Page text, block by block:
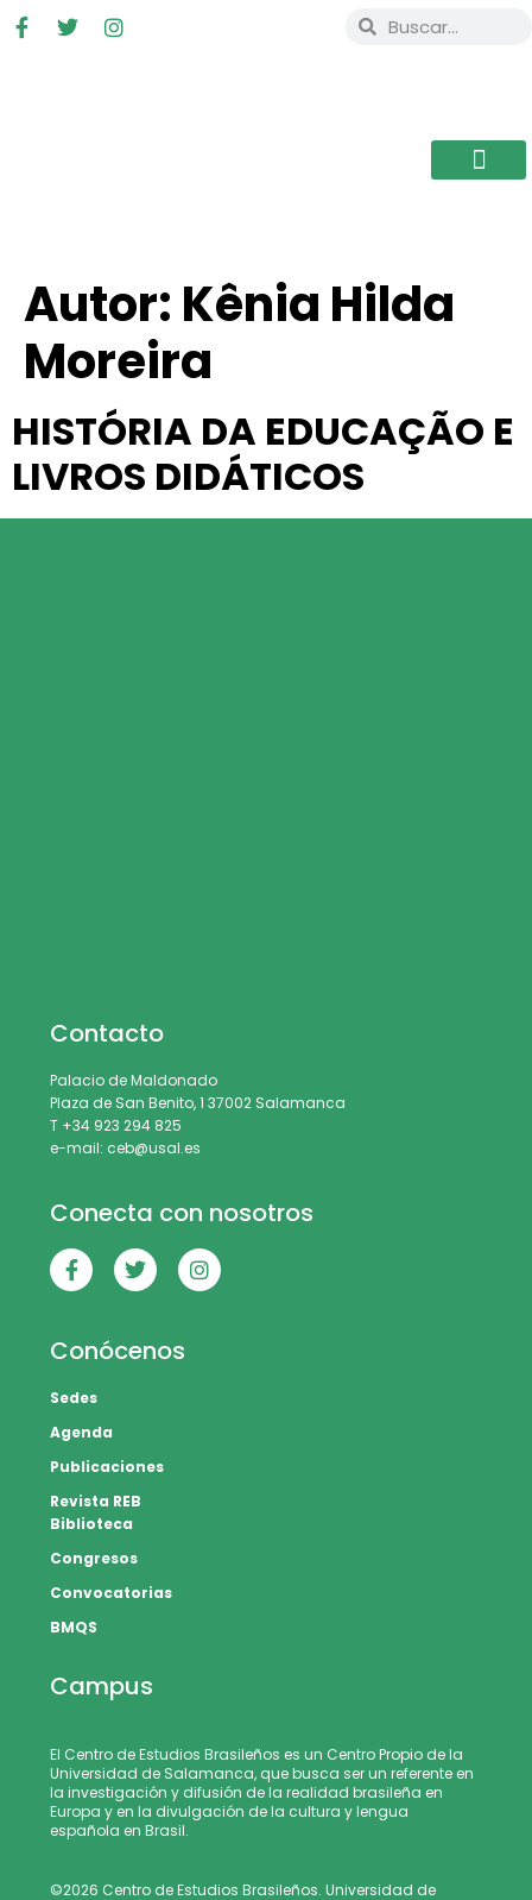
Autor: Kênia Hilda
Moreira
HISTÓRIA DA EDUCAÇÃO E
LIVROS DIDÁTICOS
Contacto
Palacio de Maldonado
Plaza de San Benito, 1 37002 Salamanca
T +34 923 294 825
e-mail: ceb@usal.es
Conecta con nosotros
Conócenos
Sedes
Agenda
Publicaciones
Revista REB
Biblioteca
Congresos
Convocatorias
BMQS
Campus
El Centro de Estudios Brasileños es un Centro Propio de la
Universidad de Salamanca, que busca ser un referente en
la investigación y difusión de la realidad brasileña en
Europa y en la divulgación de la cultura y lengua
española en Brasil.
©2026 Centro de Estudios Brasileños. Universidad de